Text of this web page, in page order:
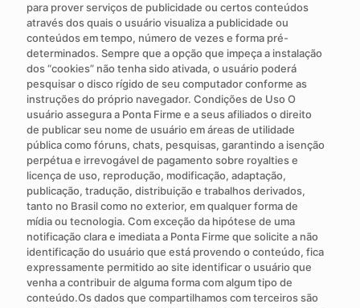
para prover serviços de publicidade ou certos conteúdos
através dos quais o usuário visualiza a publicidade ou
conteúdos em tempo, número de vezes e forma pré-
determinados. Sempre que a opção que impeça a instalação
dos “cookies” não tenha sido ativada, o usuário poderá
pesquisar o disco rígido de seu computador conforme as
instruções do próprio navegador. Condições de Uso O
usuário assegura a Ponta Firme e a seus afiliados o direito
de publicar seu nome de usuário em áreas de utilidade
pública como fóruns, chats, pesquisas, garantindo a isenção
perpétua e irrevogável de pagamento sobre royalties e
licença de uso, reprodução, modificação, adaptação,
publicação, tradução, distribuição e trabalhos derivados,
tanto no Brasil como no exterior, em qualquer forma de
mídia ou tecnologia. Com exceção da hipótese de uma
notificação clara e imediata a Ponta Firme que solicite a não
identificação do usuário que está provendo o conteúdo, fica
expressamente permitido ao site identificar o usuário que
venha a contribuir de alguma forma com algum tipo de
conteúdo.Os dados que compartilhamos com terceiros são